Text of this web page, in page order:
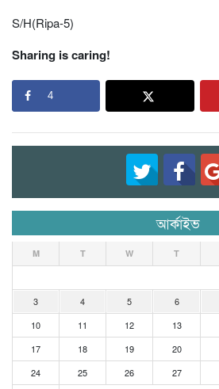
S/H(Ripa-5)
Sharing is caring!
4
আর্কাইভ
M T W T
3
4 5 6
10
11 12 13
17
18 19 20
24
25 26 27